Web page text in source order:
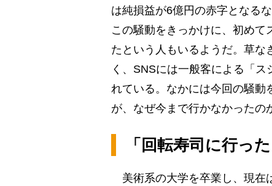
は純損益が6億円の赤字となる
この騒動をきっかけに、初め
たという人もいるようだ。草な
く、SNSには一般客による「
れている。なかには今回の騒動
が、なぜ今まで行かなかった
「回転寿司に行っ
美術系の大学を卒業し、現在